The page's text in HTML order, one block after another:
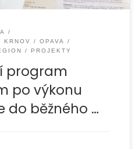
KRNOV
OPAVA
PROJEKTY
program
po výkonu
do běžného …